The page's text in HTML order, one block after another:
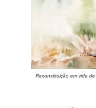
Reconstituição em vida de